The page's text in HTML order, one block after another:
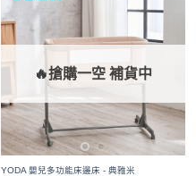
🔥搶購一空 補貨中
YODA 嬰兒多功能床邊床 - 典雅米